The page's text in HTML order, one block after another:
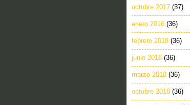
octubre 2017 (37)
enero 2016 (36)
febrero 2018 (36)
junio 2018 (36)
marzo 2018 (36)
octubre 2018 (36)